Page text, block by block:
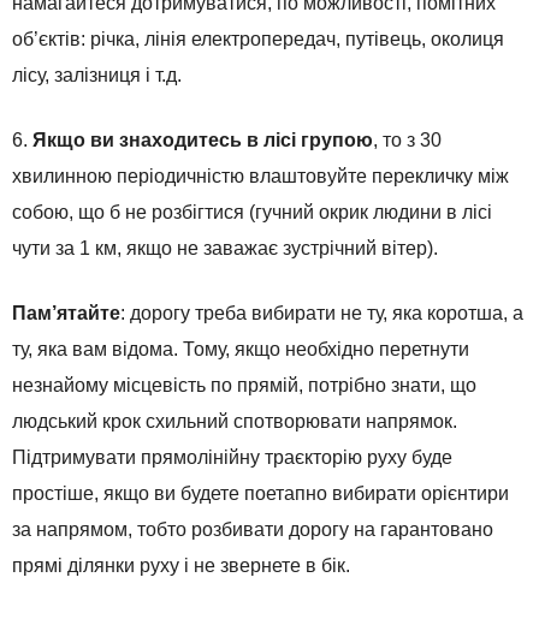
об’єктів: річка, лінія електропередач, путівець, околиця
лісу, залізниця і т.д.
6. Якщо ви знаходитесь в лісі групою, то з 30
хвилинною періодичністю влаштовуйте перекличку між
собою, що б не розбігтися (гучний окрик людини в лісі
чути за 1 км, якщо не заважає зустрічний вітер).
Пам’ятайте: дорогу треба вибирати не ту, яка коротша, а
ту, яка вам відома. Тому, якщо необхідно перетнути
незнайому місцевість по прямій, потрібно знати, що
людський крок схильний спотворювати напрямок.
Підтримувати прямолінійну траєкторію руху буде
простіше, якщо ви будете поетапно вибирати орієнтири
за напрямом, тобто розбивати дорогу на гарантовано
прямі ділянки руху і не звернете в бік.